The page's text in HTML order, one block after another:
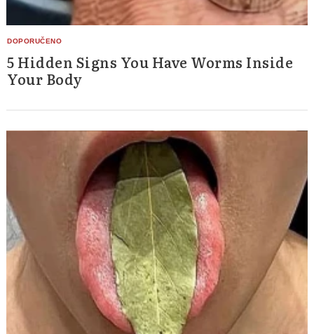
5 Hidden Signs You Have Worms Inside
Your Body